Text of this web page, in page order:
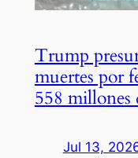
Trump
muertes por
558 millones
Jul 13,